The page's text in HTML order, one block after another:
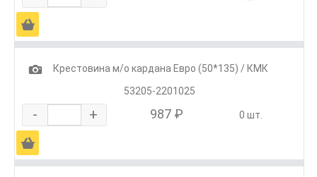
Ä
1
Крестовина м/о кардана Евро (50*135) / КМК
53205-2201025
- + 987 ₽ 0 шт.
Ä